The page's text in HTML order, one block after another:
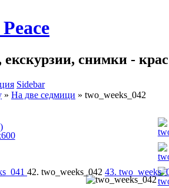
снимки -
Sidebar
» На две седмици » two_weeks_042
42. two_weeks_042 43.